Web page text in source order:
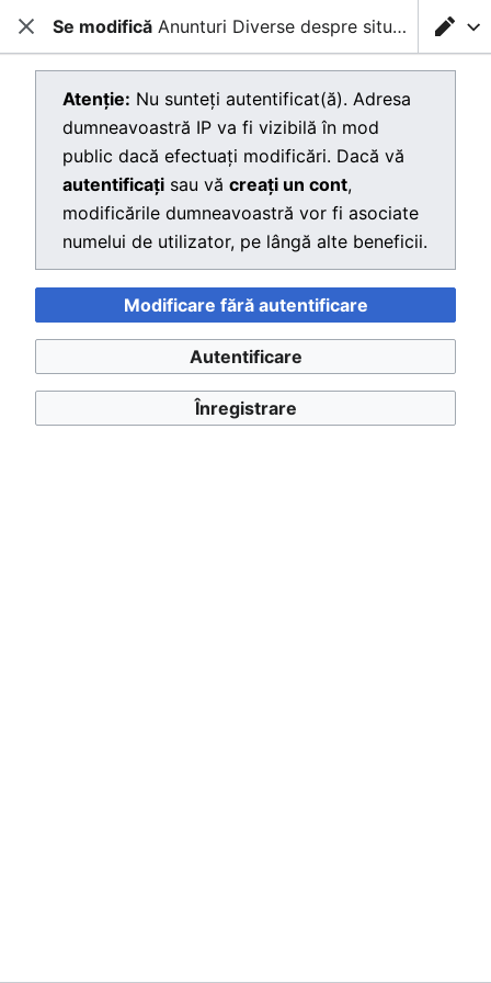
Deschide meniul principal
LOG IN
Modificare „Anunturi Diverse despre situatia unor societati
emitente - 31 octombrie 2008”
Atenție:
Nu v-ați autentificat. Adresa
dumneavoastră IP va fi vizibilă în mod public
dacă efectuați modificări. Dacă vă
creați un cont
modificările dumneavoastră vor fi asociate
numelui de utilizator, pe lângă alte beneficii.
Închidere
Se modifică Anunturi Diverse despre situatia unor societati emitente - 31 octombrie 2008
Atenție: Nu sunteți autentificat(ă). Adresa
dumneavoastră IP va fi vizibilă în mod
public dacă efectuați modificări. Dacă vă
autentificați sau vă creați un cont,
modificările dumneavoastră vor fi asociate
numelui de utilizator, pe lângă alte beneficii.
Modificare fără autentificare
Autentificare
Înregistrare